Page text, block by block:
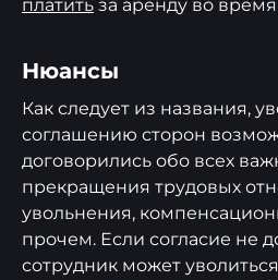
платить за аренду во
Нюансы
Как следует из названия,
соглашению сторон
договорились обо всех
прекращения трудовых
увольнения,
прочем. Если согласие не
сотрудник может